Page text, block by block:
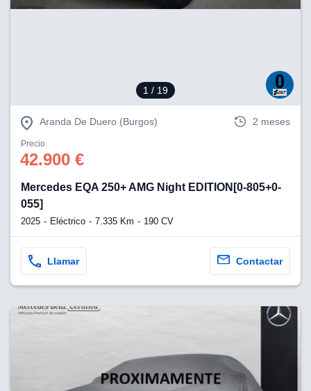
1 / 19
Aranda De Duero (Burgos) 2 meses
Precio
42.900 €
Mercedes EQA 250+ AMG Night EDITION[0-805+0-
055]
2025 Eléctrico 7.335 Km 190 CV
Llamar Contactar